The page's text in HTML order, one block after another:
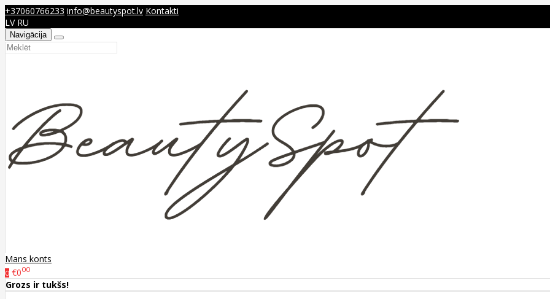
+37060766233 info@beautyspot.lv Kontakti
LV RU
Navigācija
Mans konts
0 €000
Grozs ir tukšs!